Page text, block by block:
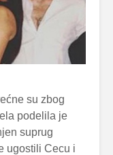
su zbog
podelila je
suprug
ugostili Cecu i